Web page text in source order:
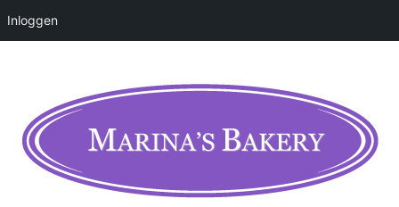
Inloggen